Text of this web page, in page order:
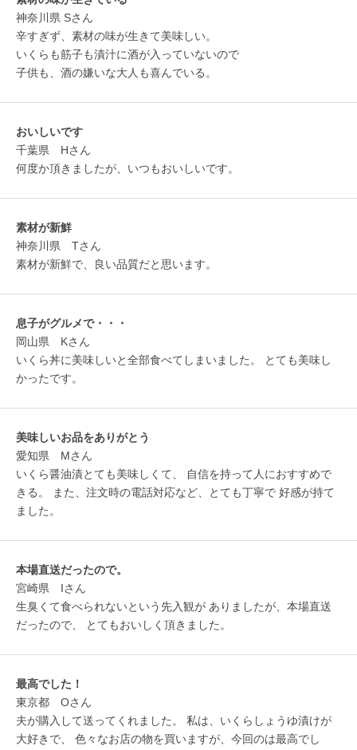
神奈川県 Sさん
辛すぎず、素材の味が生きて美味しい。
いくらも筋子も漬汁に酒が入っていないので
子供も、酒の嫌いな大人も喜んでいる。
おいしいです
千葉県 Hさん
何度か頂きましたが、いつもおいしいです。
素材が新鮮
神奈川県 Tさん
素材が新鮮で、良い品質だと思います。
息子がグルメで・・・
岡山県 Kさん
いくら丼に美味しいと全部食べてしまいました。 とても美味し
かったです。
美味しいお品をありがとう
愛知県 Mさん
いくら醤油漬とても美味しくて、 自信を持って人におすすめで
きる。 また、注文時の電話対応など、とても丁寧で 好感が持て
ました。
本場直送だったので。
宮崎県 Iさん
生臭くて食べられないという先入観が ありましたが、本場直送
だったので、 とてもおいしく頂きました。
最高でした！
東京都 Oさん
夫が購入して送ってくれました。 私は、いくらしょうゆ漬けが
大好きで、 色々なお店の物を買いますが、今回のは最高でし